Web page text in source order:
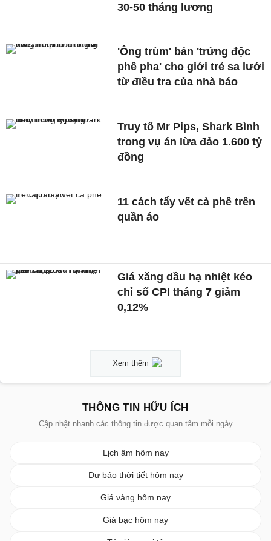
30-50 tháng lương
'Ông trùm' bán 'trứng độc
phê pha' cho giới trẻ sa lưới
từ điều tra của nhà báo
Truy tố Mr Pips, Shark Bình
trong vụ án lừa đảo 1.600 tỷ
đồng
11 cách tẩy vết cà phê trên
quần áo
Giá xăng dầu hạ nhiệt kéo
chỉ số CPI tháng 7 giảm
0,12%
Xem thêm
THÔNG TIN HỮU ÍCH
Cập nhật nhanh các thông tin được quan tâm mỗi ngày
Lịch âm hôm nay
Dự báo thời tiết hôm nay
Giá vàng hôm nay
Giá bạc hôm nay